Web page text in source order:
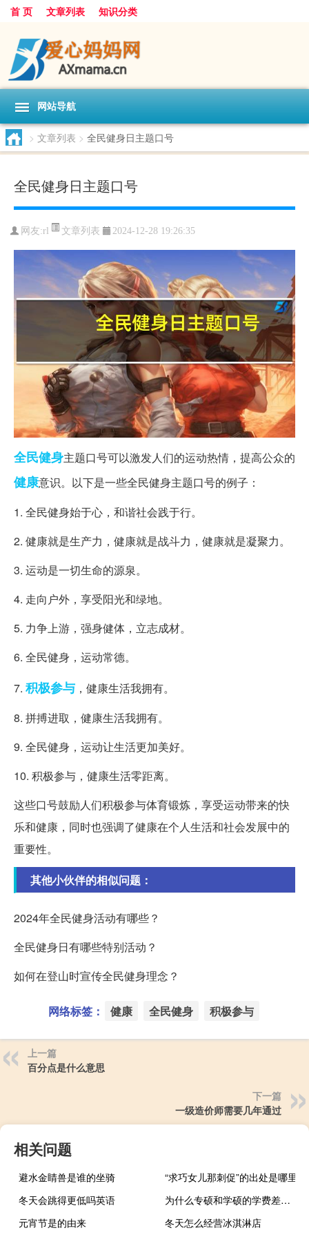
首 页 文章列表 知识分类
网站导航
> 文章列表 > 全民健身日主题口号
全民健身日主题口号
网友:rl 文章列表 2024-12-28 19:26:35
全民健身主题口号可以激发人们的运动热情，提高公众的
健康意识。以下是一些全民健身主题口号的例子：
1. 全民健身始于心，和谐社会践于行。
2. 健康就是生产力，健康就是战斗力，健康就是凝聚力。
3. 运动是一切生命的源泉。
4. 走向户外，享受阳光和绿地。
5. 力争上游，强身健体，立志成材。
6. 全民健身，运动常德。
7. 积极参与 ，健康生活我拥有。
8. 拼搏进取，健康生活我拥有。
9. 全民健身，运动让生活更加美好。
10. 积极参与，健康生活零距离。
这些口号鼓励人们积极参与体育锻炼，享受运动带来的快
乐和健康，同时也强调了健康在个人生活和社会发展中的
重要性。
其他小伙伴的相似问题：
2024年全民健身活动有哪些？
全民健身日有哪些特别活动？
如何在登山时宣传全民健身理念？
网络标签： 健康 全民健身 积极参与
上一篇
百分点是什么意思
下一篇
一级造价师需要几年通过
相关问题
避水金睛兽是谁的坐骑
“求巧女儿那刺促”的出处是哪里
冬天会跳得更低吗英语
为什么专硕和学硕的学费差距这么大
元宵节是的由来
冬天怎么经营冰淇淋店